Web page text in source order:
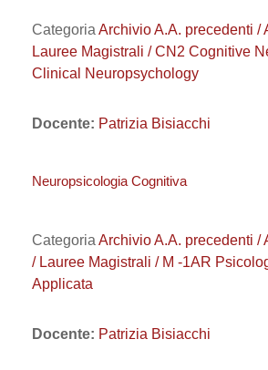
Categoria Archivio A.A. precedenti /
Lauree Magistrali / CN2 Cognitive
Clinical Neuropsychology
Docente: Patrizia Bisiacchi
Neuropsicologia Cognitiva
Categoria Archivio A.A. precedenti /
/ Lauree Magistrali / M -1AR
Applicata
Docente: Patrizia Bisiacchi